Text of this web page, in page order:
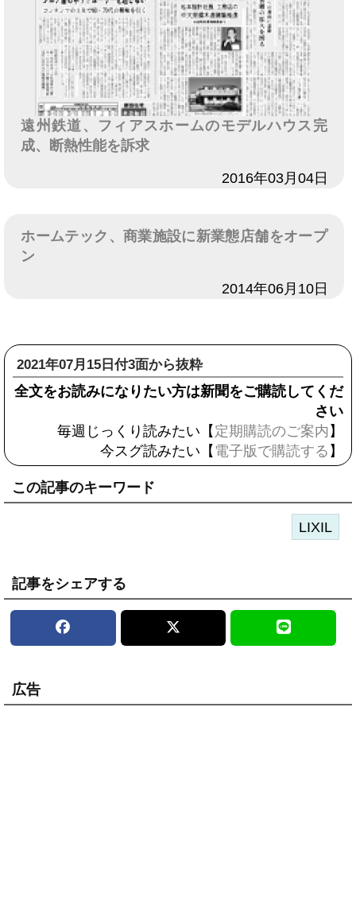
遠州鉄道、フィアスホームのモデルハウス完
成、断熱性能を訴求
2016年03月04日
ホームテック、商業施設に新業態店舗をオープ
ン
2014年06月10日
2021年07月15日付3面から抜粋
全文をお読みになりたい方は新聞をご購読してくだ
さい
毎週じっくり読みたい【 定期購読のご案内 】
今スグ読みたい【 電子版で購読する 】
この記事のキーワード
LIXIL
記事をシェアする
広告